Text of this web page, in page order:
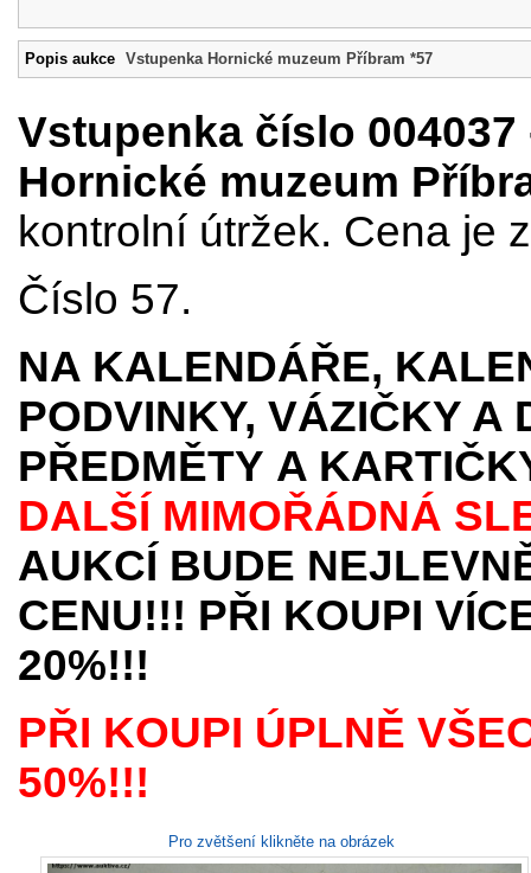
Popis aukce Vstupenka Hornické muzeum Příbram *57
Vstupenka číslo 004037
Hornické muzeum
kontrolní útržek. Cena je
Číslo 57.
NA KALENDÁŘE,
PODVINKY, VÁZIČKY A
PŘEDMĚTY A
DALŠÍ MIMOŘÁDNÁ
AUKCÍ BUDE
CENU!!! PŘI KOUPI
20%!!!
PŘI KOUPI ÚPLNĚ
50%!!!
Pro zvětšení klikněte na obrázek